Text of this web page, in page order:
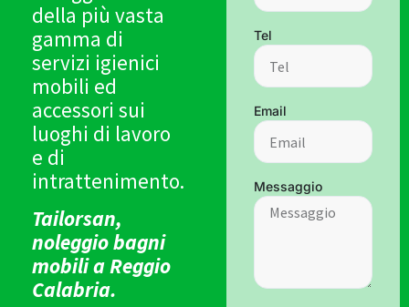
della più vasta
gamma di
servizi igienici
mobili ed
accessori sui
luoghi di lavoro
e di
intrattenimento.
Tailorsan,
noleggio bagni
mobili a Reggio
Calabria.
Tel
Email
Messaggio